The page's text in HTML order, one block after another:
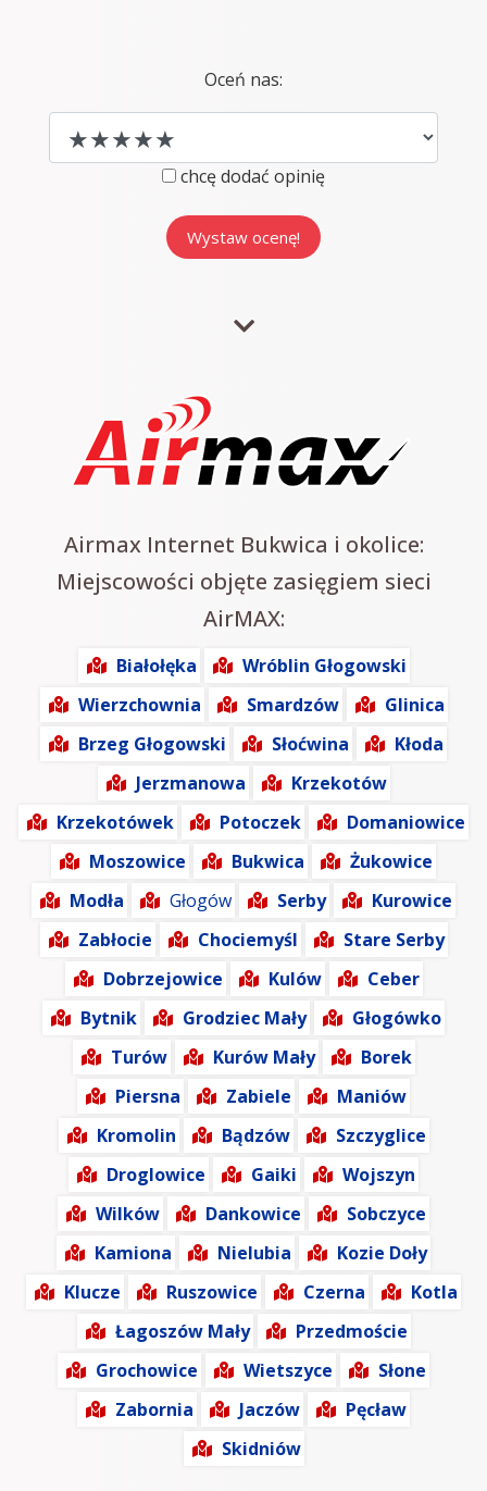
Oceń nas:
chcę dodać opinię
Airmax Internet Bukwica i okolice:
Miejscowości objęte zasięgiem sieci
AirMAX:
Białołęka
Wróblin Głogowski
Wierzchownia
Smardzów
Glinica
Brzeg Głogowski
Słoćwina
Kłoda
Jerzmanowa
Krzekotów
Krzekotówek
Potoczek
Domaniowice
Moszowice
Bukwica
Żukowice
Modła
Głogów Serby
Kurowice
Zabłocie
Chociemyśl
Stare Serby
Dobrzejowice
Kulów
Ceber
Bytnik
Grodziec Mały
Głogówko
Turów
Kurów Mały
Borek
Piersna
Zabiele
Maniów
Kromolin
Bądzów
Szczyglice
Droglowice
Gaiki
Wojszyn
Wilków
Dankowice
Sobczyce
Kamiona
Nielubia
Kozie Doły
Klucze
Ruszowice Czerna
Kotla
Łagoszów Mały
Przedmoście
Grochowice
Wietszyce
Słone
Zabornia
Jaczów
Pęcław
Skidniów